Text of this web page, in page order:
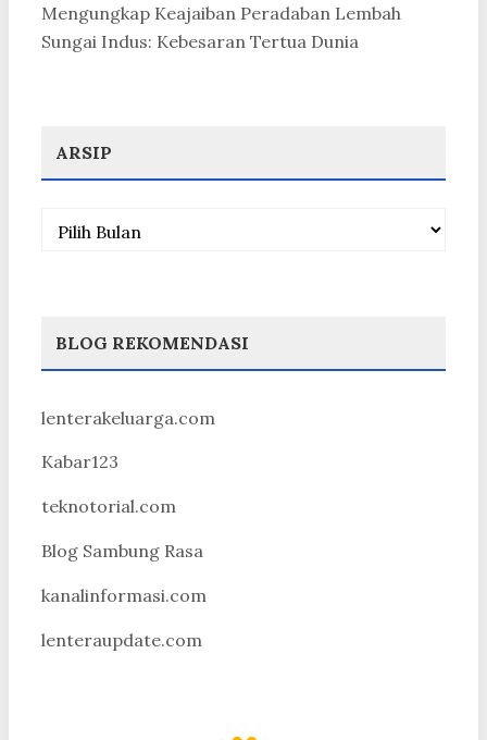
Mengungkap Keajaiban Peradaban Lembah
Sungai Indus: Kebesaran Tertua Dunia
ARSIP
Arsip
BLOG REKOMENDASI
lenterakeluarga.com
Kabar123
teknotorial.com
Blog Sambung Rasa
kanalinformasi.com
lenteraupdate.com